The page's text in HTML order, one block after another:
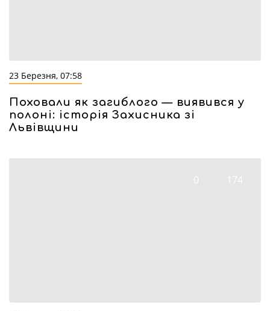
23 Березня, 07:58
Поховали як загиблого — виявився у
полоні: історія Захисника зі
Львівщини
0 174